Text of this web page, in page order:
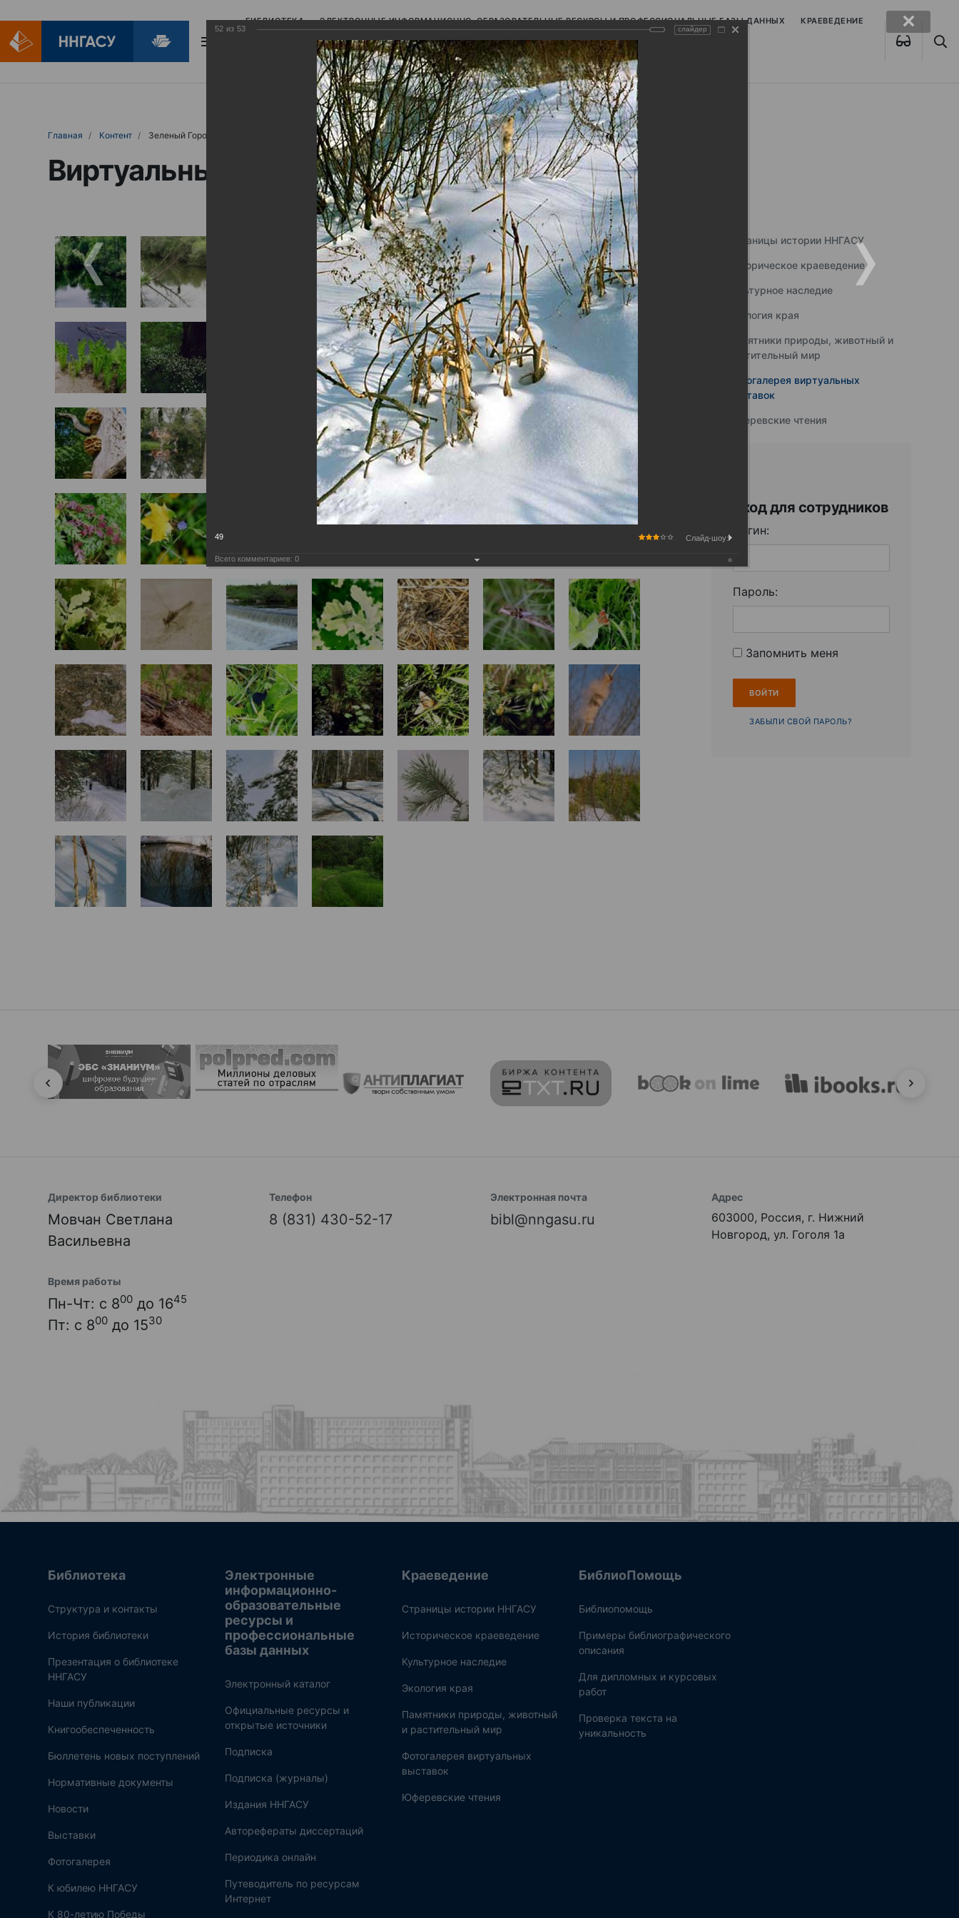
БИБЛИОТЕКА ЭЛЕКТРОННЫЕ ИНФОРМАЦИОННО-ОБРАЗОВАТЕЛЬНЫЕ РЕСУРСЫ И ПРОФЕССИОНАЛЬНЫЕ БАЗЫ ДАННЫХ КРАЕВЕДЕНИЕ
БИБЛИОПОМОЩЬ
Главная Контент Зеленый Город
Виртуальные выставки (фотоальбомы)
Страницы истории ННГАСУ
Историческое краеведение
Культурное наследие
Экология края
Памятники природы, животный и
растительный мир
Фотогалерея виртуальных
выставок
Юферевские чтения
Вход для сотрудников
Логин:
Пароль:
Запомнить меня
ЗАБЫЛИ СВОЙ ПАРОЛЬ?
Директор библиотеки
Мовчан Светлана
Васильевна
Телефон
8 (831) 430-52-17
Электронная почта
bibl@nngasu.ru
Адрес
603000, Россия, г. Нижний
Новгород, ул. Гоголя 1а
Время работы
Пн-Чт: с 800 до 1645
Пт: с 800 до 1530
Библиотека
Структура и контакты
История библиотеки
Презентация о библиотеке
ННГАСУ
Наши публикации
Книгообеспеченность
Бюллетень новых поступлений
Нормативные документы
Новости
Выставки
Фотогалерея
К юбилею ННГАСУ
К 80-летию Победы
Электронные
информационно-
образовательные
ресурсы и
профессиональные
базы данных
Электронный каталог
Официальные ресурсы и
открытые источники
Подписка
Подписка (журналы)
Издания ННГАСУ
Авторефераты диссертаций
Периодика онлайн
Путеводитель по ресурсам
Интернет
Краеведение
Страницы истории ННГАСУ
Историческое краеведение
Культурное наследие
Экология края
Памятники природы, животный
и растительный мир
Фотогалерея виртуальных
выставок
Юферевские чтения
БиблиоПомощь
Библиопомощь
Примеры библиографического
описания
Для дипломных и курсовых
работ
Проверка текста на
уникальность
52 из 53 слайдер
49 Слайд-шоу:
Всего комментариев: 0